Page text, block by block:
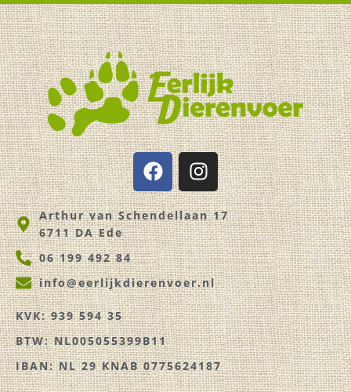
F
a
c
e
b
o
o
k
I
n
s
t
a
g
r
a
m
Arthur van Schendellaan 17
6711 DA Ede
06 199 492 84
info@eerlijkdierenvoer.nl
KVK: 939 594 35
BTW: NL005055399B11
IBAN: NL 29 KNAB 0775624187